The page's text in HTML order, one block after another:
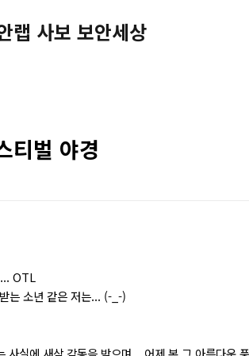
랩 사보 보안세상
티벌 야경
... OTL
는 소년 같은 저는... (-_-)